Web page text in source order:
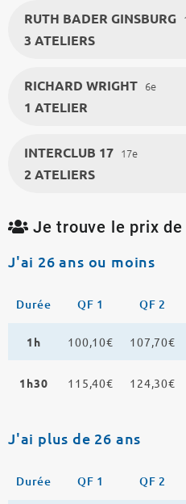
RUTH BADER GINSBURG
3 ATELIERS
RICHARD WRIGHT 6e
1 ATELIER
INTERCLUB 17 17e
2 ATELIERS
Je trouve le prix
J'ai 26 ans ou moins
Durée QF 1 QF 2
1h 100,10€ 107,70€
1h30 115,40€ 124,30€
J'ai plus de 26 ans
Durée QF 1 QF 2